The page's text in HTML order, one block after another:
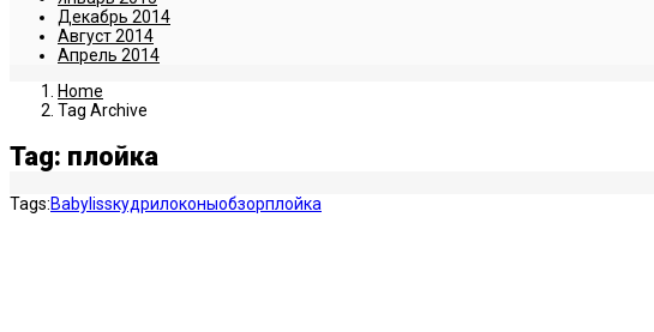
Декабрь 2014
Август 2014
Апрель 2014
Home
Tag Archive
Tag: плойка
Tags:Babylissкудрилоконыобзорплойка